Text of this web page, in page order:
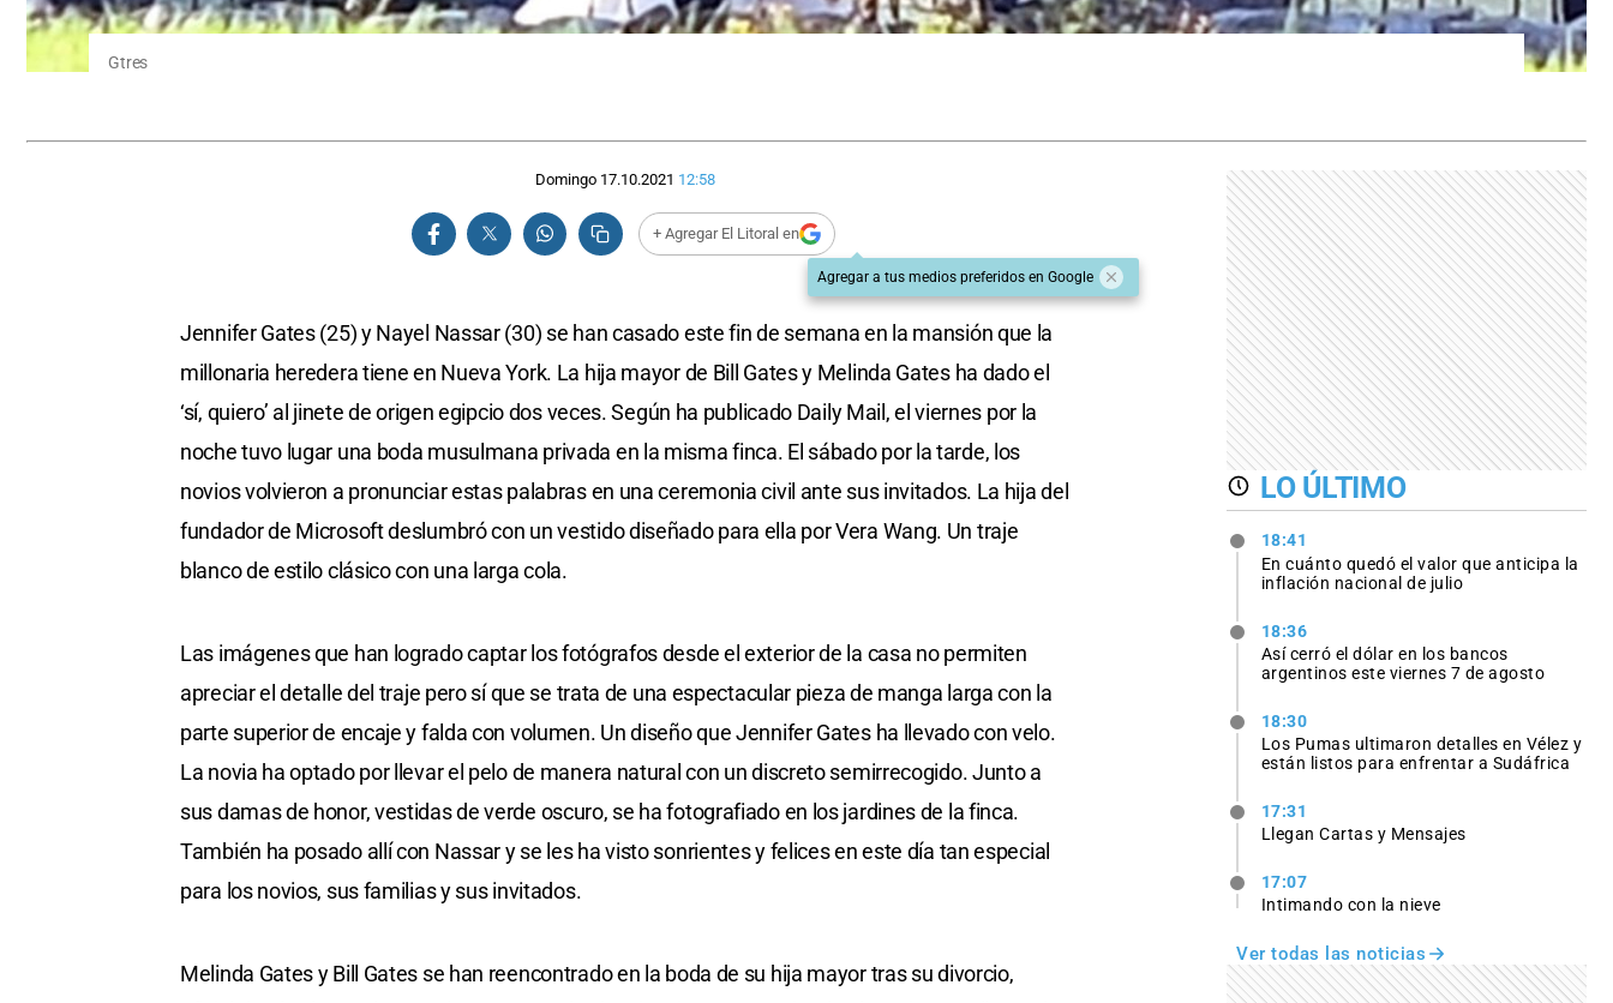
Gtres
Domingo 17.10.2021 12:58
+ Agregar El Litoral en
Agregar a tus medios preferidos en Google
Jennifer Gates (25) y Nayel Nassar (30) se han casado este fin de semana en la mansión que la
millonaria heredera tiene en Nueva York. La hija mayor de Bill Gates y Melinda Gates ha dado el
‘sí, quiero’ al jinete de origen egipcio dos veces. Según ha publicado Daily Mail, el viernes por la
noche tuvo lugar una boda musulmana privada en la misma finca. El sábado por la tarde, los
novios volvieron a pronunciar estas palabras en una ceremonia civil ante sus invitados. La hija del
fundador de Microsoft deslumbró con un vestido diseñado para ella por Vera Wang. Un traje
blanco de estilo clásico con una larga cola.
Las imágenes que han logrado captar los fotógrafos desde el exterior de la casa no permiten
apreciar el detalle del traje pero sí que se trata de una espectacular pieza de manga larga con la
parte superior de encaje y falda con volumen. Un diseño que Jennifer Gates ha llevado con velo.
La novia ha optado por llevar el pelo de manera natural con un discreto semirrecogido. Junto a
sus damas de honor, vestidas de verde oscuro, se ha fotografiado en los jardines de la finca.
También ha posado allí con Nassar y se les ha visto sonrientes y felices en este día tan especial
para los novios, sus familias y sus invitados.
Melinda Gates y Bill Gates se han reencontrado en la boda de su hija mayor tras su divorcio,
LO ÚLTIMO
18:41
En cuánto quedó el valor que anticipa la
inflación nacional de julio
18:36
Así cerró el dólar en los bancos
argentinos este viernes 7 de agosto
18:30
Los Pumas ultimaron detalles en Vélez y
están listos para enfrentar a Sudáfrica
17:31
Llegan Cartas y Mensajes
17:07
Intimando con la nieve
Ver todas las noticias